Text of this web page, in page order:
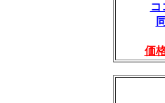
コ
価